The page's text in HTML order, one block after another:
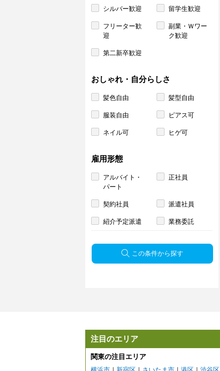
シルバー歓迎 留学生歓迎
フリーター歓
迎
副業・Ｗワー
ク歓迎
第二新卒歓迎
おしゃれ・自分らしさ
髪色自由 髪型自由
服装自由 ピアス可
ネイル可 ヒゲ可
雇用形態
アルバイト・
パート
正社員
契約社員 派遣社員
紹介予定派遣 業務委託
この条件から探す
注目のエリア
関東の注目エリア